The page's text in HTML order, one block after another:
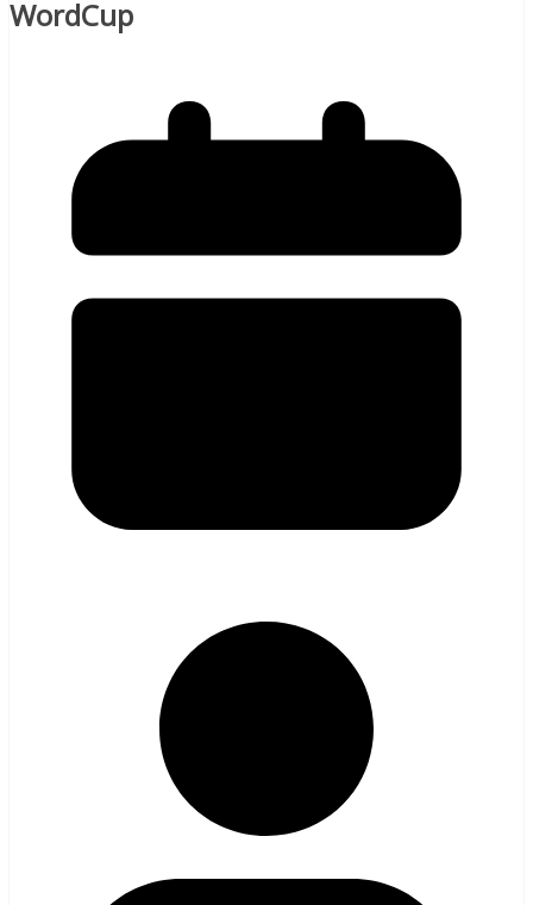
WordCup